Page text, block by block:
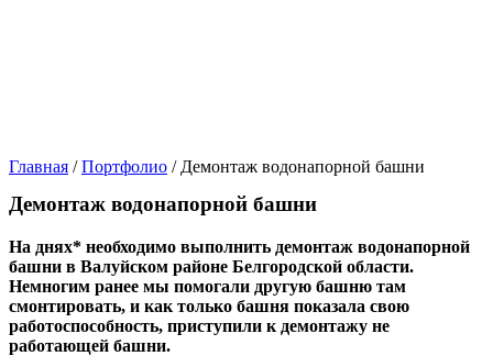
Главная /Портфолио / Демонтаж водонапорной башни
Демонтаж водонапорной башни
На днях* необходимо выполнить демонтаж водонапорной
башни в Валуйском районе Белгородской области.
Немногим ранее мы помогали другую башню там
смонтировать, и как только башня показала свою
работоспособность, приступили к демонтажу не
работающей башни.